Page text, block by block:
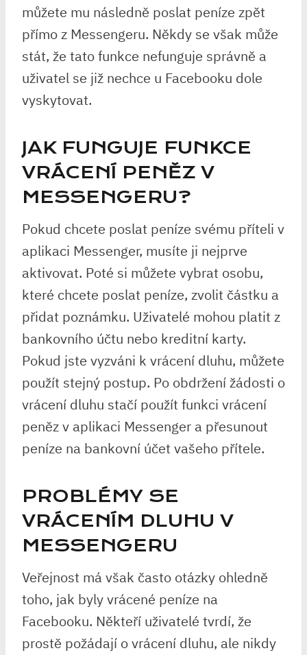
můžete mu následně poslat peníze zpět
přímo z Messengeru. Někdy se však může
stát, že tato funkce nefunguje správně a
uživatel se již nechce u Facebooku dole
vyskytovat.
JAK FUNGUJE FUNKCE
VRÁCENÍ PENĚZ V
MESSENGERU?
Pokud chcete poslat peníze svému příteli v
aplikaci Messenger, musíte ji nejprve
aktivovat. Poté si můžete vybrat osobu,
které chcete poslat peníze, zvolit částku a
přidat poznámku. Uživatelé mohou platit z
bankovního účtu nebo kreditní karty.
Pokud jste vyzváni k vrácení dluhu, můžete
použít stejný postup. Po obdržení žádosti o
vrácení dluhu stačí použít funkci vrácení
peněz v aplikaci Messenger a přesunout
peníze na bankovní účet vašeho přítele.
PROBLÉMY SE
VRÁCENÍM DLUHU V
MESSENGERU
Veřejnost má však často otázky ohledně
toho, jak byly vrácené peníze na
Facebooku. Někteří uživatelé tvrdí, že
prostě požádají o vrácení dluhu, ale nikdy